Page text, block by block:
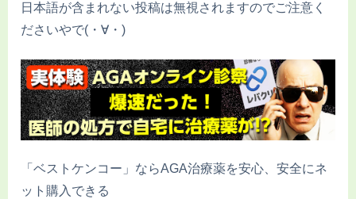
日本語が含まれない投稿は無視されますのでご注意く
ださいやで(・∀・)
「ベストケンコー」ならAGA治療薬を安心、安全にネ
ット購入できる